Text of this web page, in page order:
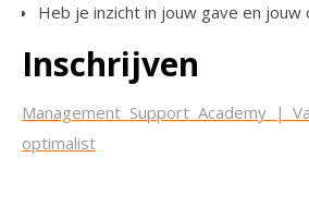
Heb je inzicht in jouw gave en jouw
Inschrijven
Management Support Academy |
optimalist